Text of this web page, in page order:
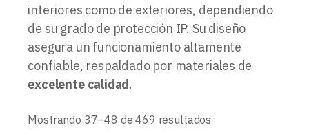
interiores como de exteriores, dependiendo
de su grado de protección IP. Su diseño
asegura un funcionamiento altamente
confiable, respaldado por materiales de
excelente calidad.
Mostrando 37–48 de 469 resultados